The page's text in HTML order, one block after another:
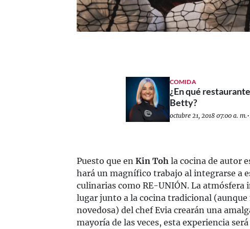
COMIDA
¿En qué
Betty?
octubre 21, 2018 07:00 a. m.•
Puesto que en Kin Toh la cocina de autor
hará un magnífico trabajo al integrarse a
culinarias como RE-UNIÓN. La atmósfera
lugar junto a la cocina tradicional
novedosa) del chef Evia crearán una
mayoría de las veces, esta experiencia